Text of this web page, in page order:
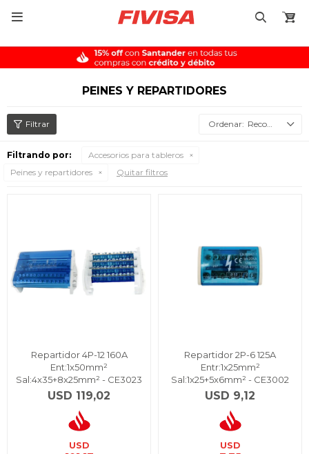

PEINES Y REPARTIDORES
Recomendados
Filtrando por:
Accesorios para tableros
Peines y repartidores
Quitar filtros
Repartidor 4P-12 160A
Ent:1x50mm²
Sal:4x35+8x25mm² - CE3023
USD 119,02
USD
Repartidor 2P-6 125A
Entr:1x25mm²
Sal:1x25+5x6mm² - CE3002
USD 9,12
USD